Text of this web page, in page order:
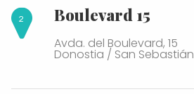
Boulevard 15
Avda. del Boulevard, 15
Donostia / San Sebastián